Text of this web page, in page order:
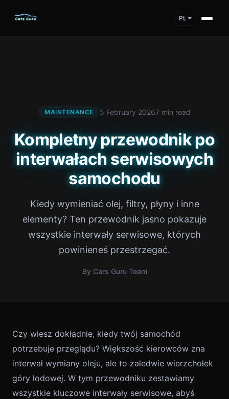
PL
MAINTENANCE 5 February 20267 min read
Kompletny przewodnik po
interwałach serwisowych
samochodu
Kiedy wymieniać olej, filtry, płyny i inne
elementy? Ten przewodnik jasno pokazuje
wszystkie interwały serwisowe, których
powinieneś przestrzegać.
By Cars Guru Team
Czy wiesz dokładnie, kiedy twój samochód
potrzebuje przeglądu? Większość kierowców zna
interwał wymiany oleju, ale to zaledwie wierzchołek
góry lodowej. W tym przewodniku zestawiamy
wszystkie kluczowe interwały serwisowe, abyś